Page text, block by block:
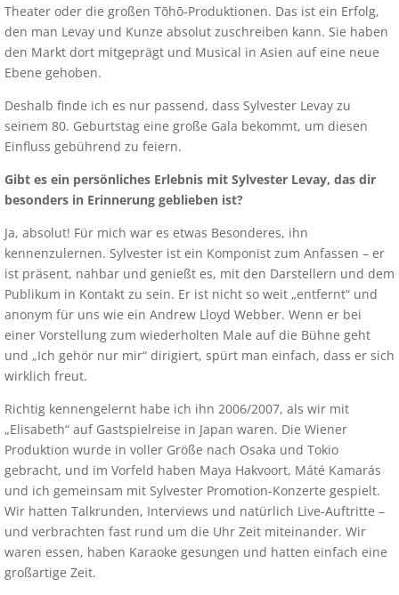
Theater oder die großen Tōhō-Produktionen. Das ist ein Erfolg,
den man Levay und Kunze absolut zuschreiben kann. Sie haben
den Markt dort mitgeprägt und Musical in Asien auf eine neue
Ebene gehoben.
Deshalb finde ich es nur passend, dass Sylvester Levay zu
seinem 80. Geburtstag eine große Gala bekommt, um diesen
Einfluss gebührend zu feiern.
Gibt es ein persönliches Erlebnis mit Sylvester Levay, das dir
besonders in Erinnerung geblieben ist?
Ja, absolut! Für mich war es etwas Besonderes, ihn
kennenzulernen. Sylvester ist ein Komponist zum Anfassen – er
ist präsent, nahbar und genießt es, mit den Darstellern und dem
Publikum in Kontakt zu sein. Er ist nicht so weit „entfernt“ und
anonym für uns wie ein Andrew Lloyd Webber. Wenn er bei
einer Vorstellung zum wiederholten Male auf die Bühne geht
und „Ich gehör nur mir“ dirigiert, spürt man einfach, dass er sich
wirklich freut.
Richtig kennengelernt habe ich ihn 2006/2007, als wir mit
„Elisabeth“ auf Gastspielreise in Japan waren. Die Wiener
Produktion wurde in voller Größe nach Osaka und Tokio
gebracht, und im Vorfeld haben Maya Hakvoort, Máté Kamarás
und ich gemeinsam mit Sylvester Promotion-Konzerte gespielt.
Wir hatten Talkrunden, Interviews und natürlich Live-Auftritte –
und verbrachten fast rund um die Uhr Zeit miteinander. Wir
waren essen, haben Karaoke gesungen und hatten einfach eine
großartige Zeit.